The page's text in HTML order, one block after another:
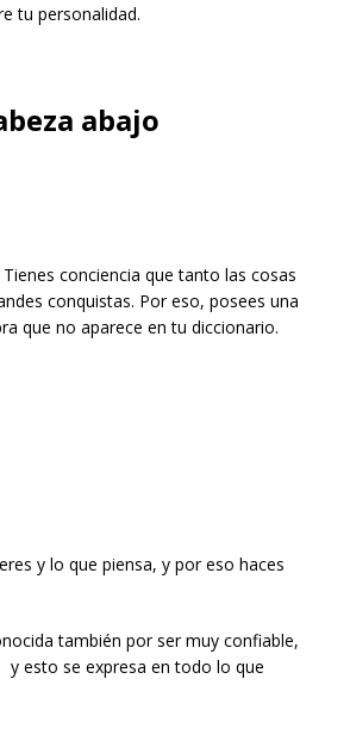
tu personalidad.
abajo
conciencia que tanto las cosas
conquistas. Por eso, posees una
que no aparece en tu diccionario.
y lo que piensa, y por eso haces
también por ser muy confiable,
y esto se expresa en todo lo que